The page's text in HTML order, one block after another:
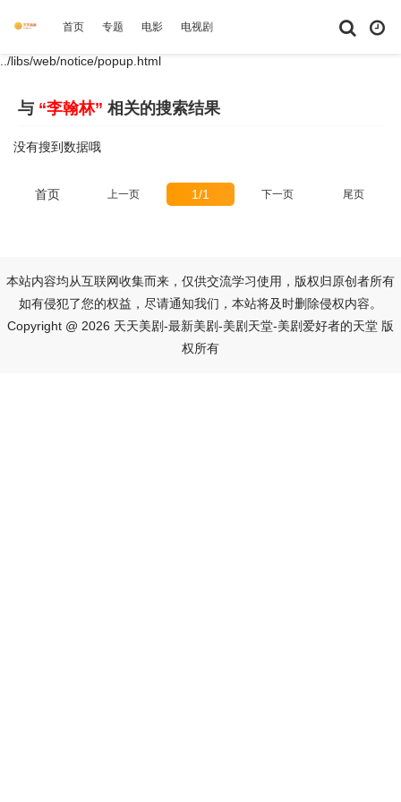
首页 专题 电影 电视剧 短剧大全 体育
../libs/web/notice/popup.html
与 “李翰林” 相关的搜索结果
没有搜到数据哦
首页 上一页 1/1 下一页 尾页
本站内容均从互联网收集而来，仅供交流学习使用，版权归原创者所有
如有侵犯了您的权益，尽请通知我们，本站将及时删除侵权内容。
Copyright @ 2026 天天美剧-最新美剧-美剧天堂-美剧爱好者的天堂 版
权所有